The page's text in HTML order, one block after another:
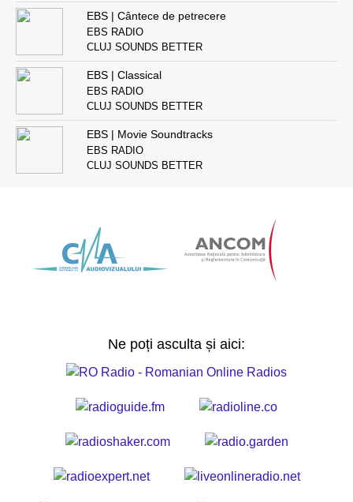
EBS | Cântece de petrecere
EBS RADIO
CLUJ SOUNDS BETTER
EBS | Classical
EBS RADIO
CLUJ SOUNDS BETTER
EBS | Movie Soundtracks
EBS RADIO
CLUJ SOUNDS BETTER
Ne poți asculta și aici: